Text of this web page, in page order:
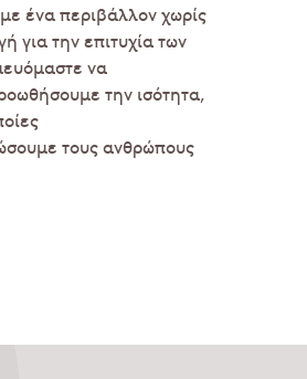
ένα περιβάλλον χωρίς
για την επιτυχία των
να
την ισότητα,
τους ανθρώπους